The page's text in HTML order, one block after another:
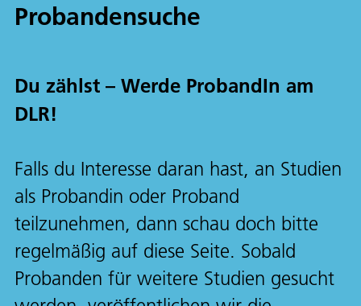
Probandensuche
Du zählst – Werde ProbandIn am
DLR!
Falls du Interesse daran hast, an Studien
als Probandin oder Proband
teilzunehmen, dann schau doch bitte
regelmäßig auf diese Seite. Sobald
Probanden für weitere Studien gesucht